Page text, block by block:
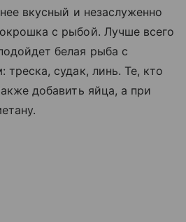
вкусный и незаслуженно
с рыбой. Лучше всего
белая рыба с
треска, судак, линь. Те, кто
добавить яйца, а при